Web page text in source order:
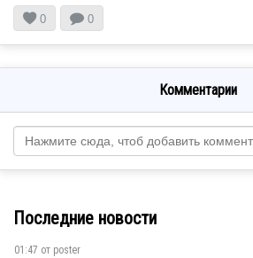
0  0
Комментарии
Последние новости
01:47 от poster